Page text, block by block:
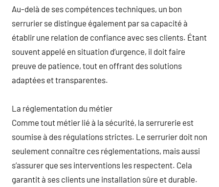
Au-delà de ses compétences techniques, un bon
serrurier se distingue également par sa capacité à
établir une relation de confiance avec ses clients. Étant
souvent appelé en situation d’urgence, il doit faire
preuve de patience, tout en offrant des solutions
adaptées et transparentes.
La réglementation du métier
Comme tout métier lié à la sécurité, la serrurerie est
soumise à des régulations strictes. Le serrurier doit non
seulement connaître ces réglementations, mais aussi
s’assurer que ses interventions les respectent. Cela
garantit à ses clients une installation sûre et durable.